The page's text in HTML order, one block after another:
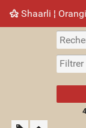
Shaarli ¦
Nuage de tags